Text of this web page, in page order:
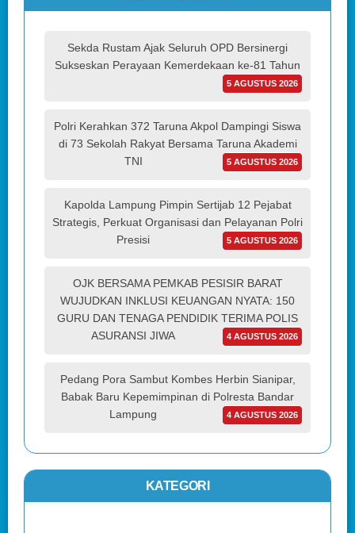
Sekda Rustam Ajak Seluruh OPD Bersinergi
Sukseskan Perayaan Kemerdekaan ke-81 Tahun
5 AGUSTUS 2026
Polri Kerahkan 372 Taruna Akpol Dampingi Siswa
di 73 Sekolah Rakyat Bersama Taruna Akademi
TNI
5 AGUSTUS 2026
Kapolda Lampung Pimpin Sertijab 12 Pejabat
Strategis, Perkuat Organisasi dan Pelayanan Polri
Presisi
5 AGUSTUS 2026
OJK BERSAMA PEMKAB PESISIR BARAT
WUJUDKAN INKLUSI KEUANGAN NYATA: 150
GURU DAN TENAGA PENDIDIK TERIMA POLIS
ASURANSI JIWA
4 AGUSTUS 2026
Pedang Pora Sambut Kombes Herbin Sianipar,
Babak Baru Kepemimpinan di Polresta Bandar
Lampung
4 AGUSTUS 2026
KATEGORI